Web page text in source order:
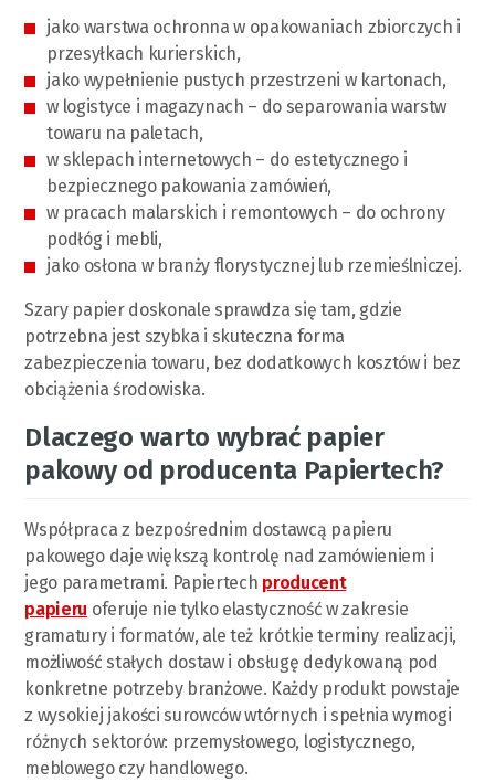
jako warstwa ochronna w opakowaniach zbiorczych i
przesyłkach kurierskich,
jako wypełnienie pustych przestrzeni w kartonach,
w logistyce i magazynach – do separowania warstw
towaru na paletach,
w sklepach internetowych – do estetycznego i
bezpiecznego pakowania zamówień,
w pracach malarskich i remontowych – do ochrony
podłóg i mebli,
jako osłona w branży florystycznej lub rzemieślniczej.
Szary papier doskonale sprawdza się tam, gdzie
potrzebna jest szybka i skuteczna forma
zabezpieczenia towaru, bez dodatkowych kosztów i bez
obciążenia środowiska.
Dlaczego warto wybrać papier
pakowy od producenta Papiertech?
Współpraca z bezpośrednim dostawcą papieru
pakowego daje większą kontrolę nad zamówieniem i
jego parametrami. Papiertech producent
papieru oferuje nie tylko elastyczność w zakresie
gramatury i formatów, ale też krótkie terminy realizacji,
możliwość stałych dostaw i obsługę dedykowaną pod
konkretne potrzeby branżowe. Każdy produkt powstaje
z wysokiej jakości surowców wtórnych i spełnia wymogi
różnych sektorów: przemysłowego, logistycznego,
meblowego czy handlowego.